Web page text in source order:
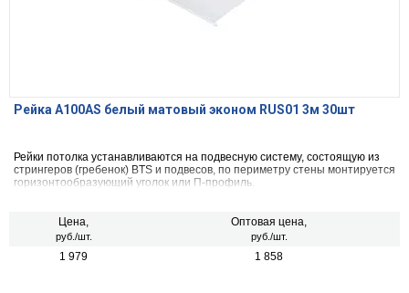
Рейка A100AS белый матовый эконом RUS01 3м 30шт
Рейки потолка устанавливаются на подвесную систему, состоящую из
стрингеров (гребенок) BTS и подвесов, по периметру стены монтируется
горизонтообразующий уголок или П-профиль.
Цена,
руб./шт.
Оптовая цена,
руб./шт.
1 979 1 858